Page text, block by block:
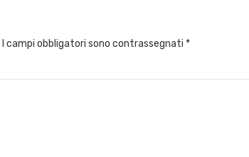
I campi obbligatori sono contrassegnati *